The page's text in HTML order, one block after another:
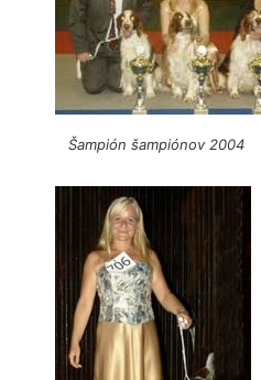
Šampión šampiónov 2004